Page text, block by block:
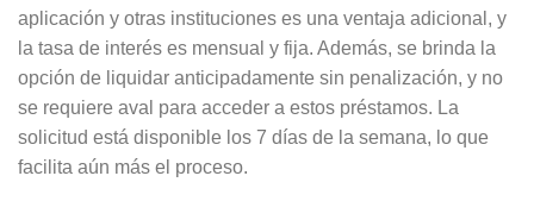
aplicación y otras instituciones es una ventaja adicional, y
la tasa de interés es mensual y fija. Además, se brinda la
opción de liquidar anticipadamente sin penalización, y no
se requiere aval para acceder a estos préstamos. La
solicitud está disponible los 7 días de la semana, lo que
facilita aún más el proceso.